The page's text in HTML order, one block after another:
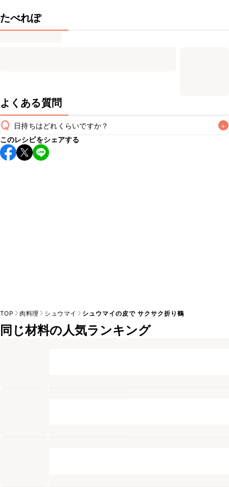
たべれぽ
よくある質問
Q 日持ちはどれくらいですか？ +
保存期間は冷蔵で翌日中が目安です。なるべくお早めにお召
し上がりください。
このレシピをシェアする
TOP 肉料理 シュウマイ シュウマイの皮で サクサク折り鶴
同じ材料の人気ランキング